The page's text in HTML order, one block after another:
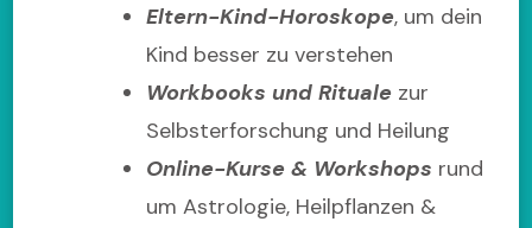
Eltern-Kind-Horoskope, um dein
Kind besser zu verstehen
Workbooks und Rituale zur
Selbsterforschung und Heilung
Online-Kurse & Workshops rund
um Astrologie, Heilpflanzen &